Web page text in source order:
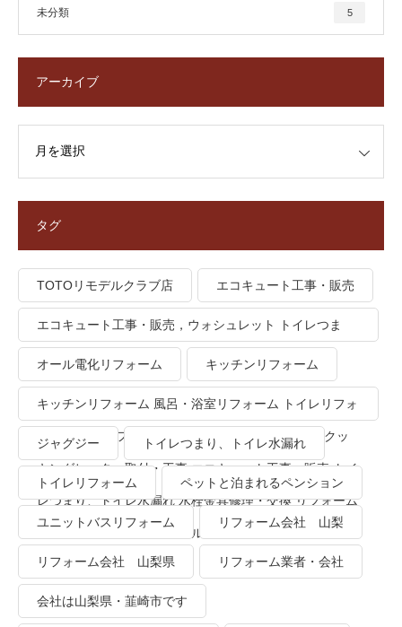
未分類 5
アーカイブ
タグ
TOTOリモデルクラブ店 エコキュート工事・販売
エコキュート工事・販売，ウォシュレット トイレつま
り、トイレ水漏れ
オール電化リフォーム キッチンリフォーム
キッチンリフォーム 風呂・浴室リフォーム トイレリフォ
ーム 洗面所リフォーム オール電化リフォーム ＩＨクッ
キングヒーター取付・工事 エコキュート工事・販売 トイ
レつまり、トイレ水漏れ 水栓金具修理・交換 リフォーム
業者・会社 ＴＯＴＯリモデルクラブ
ジャグジー トイレつまり、トイレ水漏れ
トイレリフォーム ペットと泊まれるペンション
ユニットバスリフォーム リフォーム会社 山梨
リフォーム会社 山梨県 リフォーム業者・会社
会社は山梨県・韮崎市です